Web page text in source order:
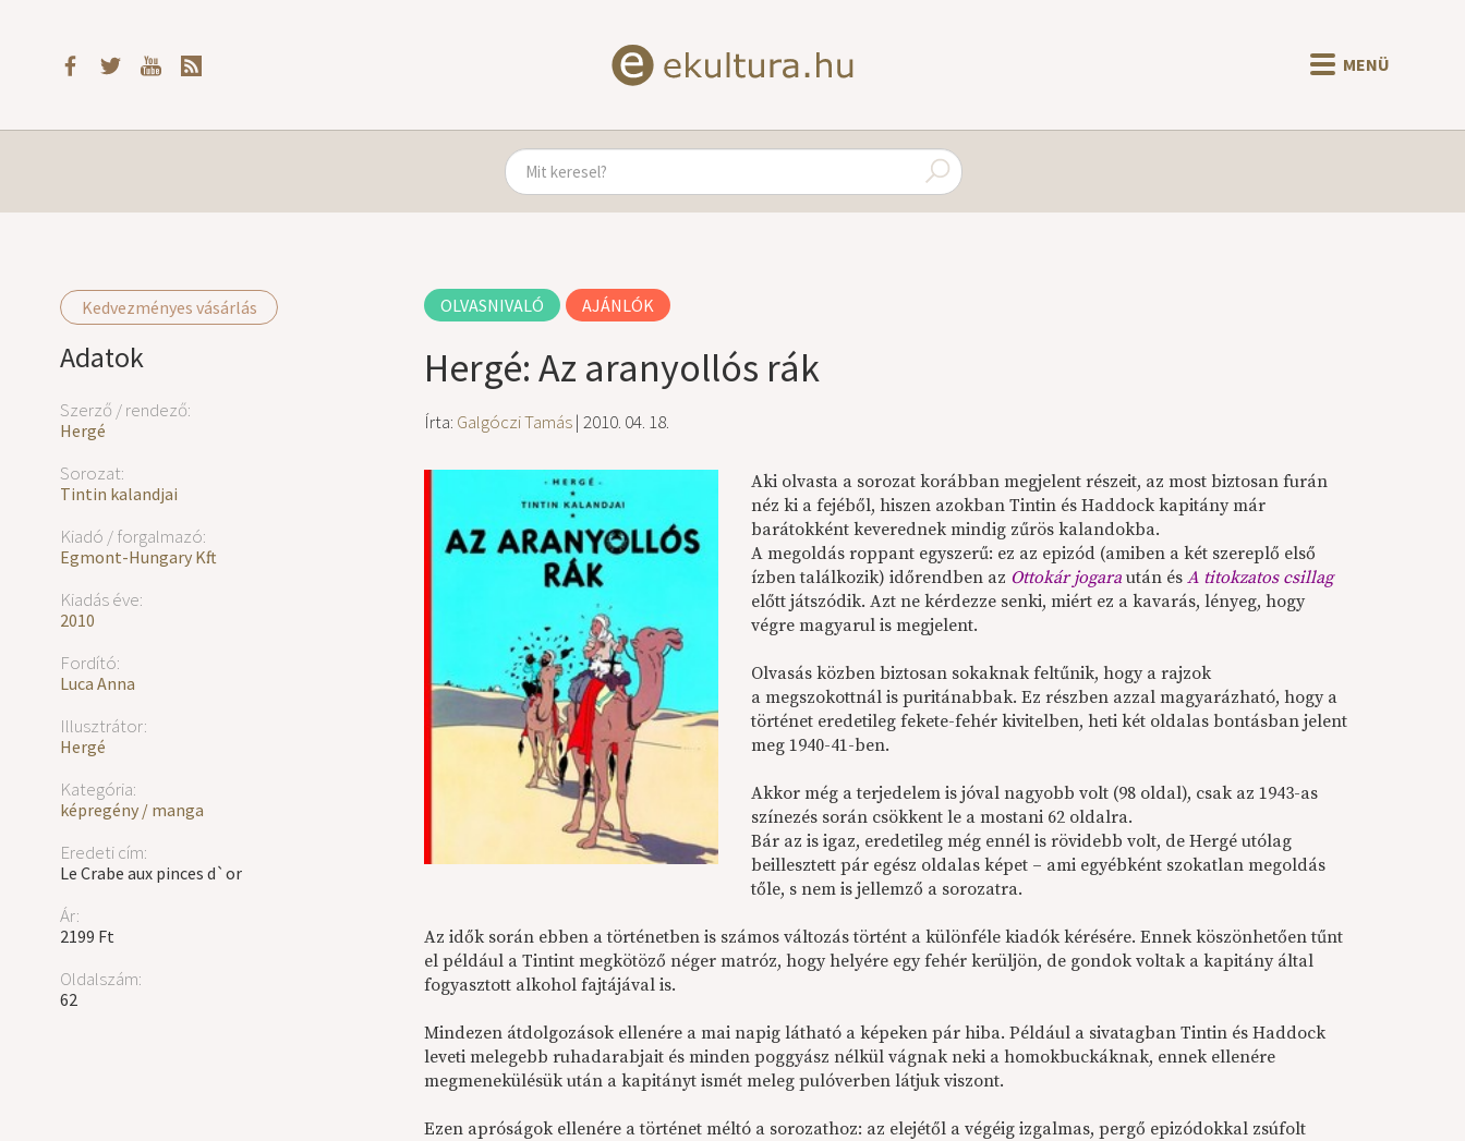
MENÜ
Kedvezményes vásárlás
Adatok
Szerző / rendező:
Hergé
Sorozat:
Tintin kalandjai
Kiadó / forgalmazó:
Egmont-Hungary Kft.
Kiadás éve:
2010
Fordító:
Luca Anna
Illusztrátor:
Hergé
Kategória:
képregény / manga
Eredeti cím:
Le Crabe aux pinces d`or
Ár:
2199 Ft
Oldalszám:
62
OLVASNIVALÓ AJÁNLÓK
Hergé: Az aranyollós rák
Írta: Galgóczi Tamás| 2010. 04. 18.
Aki olvasta a sorozat korábban megjelent részeit, az most biztosan furán
néz ki a fejéből, hiszen azokban Tintin és Haddock kapitány már
barátokként keverednek mindig zűrös kalandokba.
A megoldás roppant egyszerű: ez az epizód (amiben a két szereplő első
ízben találkozik) időrendben az Ottokár jogara után ésA titokzatos csillag
előtt játszódik. Azt ne kérdezze senki, miért ez a kavarás, lényeg, hogy
végre magyarul is megjelent.
Olvasás közben biztosan sokaknak feltűnik, hogy a rajzok
a megszokottnál is puritánabbak. Ez részben azzal magyarázható, hogy a
történet eredetileg fekete-fehér kivitelben, heti két oldalas bontásban jelent
meg 1940-41-ben.
Akkor még a terjedelem is jóval nagyobb volt (98 oldal), csak az 1943-as
színezés során csökkent le a mostani 62 oldalra.
Bár az is igaz, eredetileg még ennél is rövidebb volt, de Hergé utólag
beillesztett pár egész oldalas képet – ami egyébként szokatlan megoldás
tőle, s nem is jellemző a sorozatra.
Az idők során ebben a történetben is számos változás történt a különféle kiadók kérésére. Ennek köszönhetően tűnt
el például a Tintint megkötöző néger matróz, hogy helyére egy fehér kerüljön, de gondok voltak a kapitány által
fogyasztott alkohol fajtájával is.
Mindezen átdolgozások ellenére a mai napig látható a képeken pár hiba. Például a sivatagban Tintin és Haddock
leveti melegebb ruhadarabjait és minden poggyász nélkül vágnak neki a homokbuckáknak, ennek ellenére
megmenekülésük után a kapitányt ismét meleg pulóverben látjuk viszont.
Ezen apróságok ellenére a történet méltó a sorozathoz: az elejétől a végéig izgalmas, pergő epizódokkal zsúfolt